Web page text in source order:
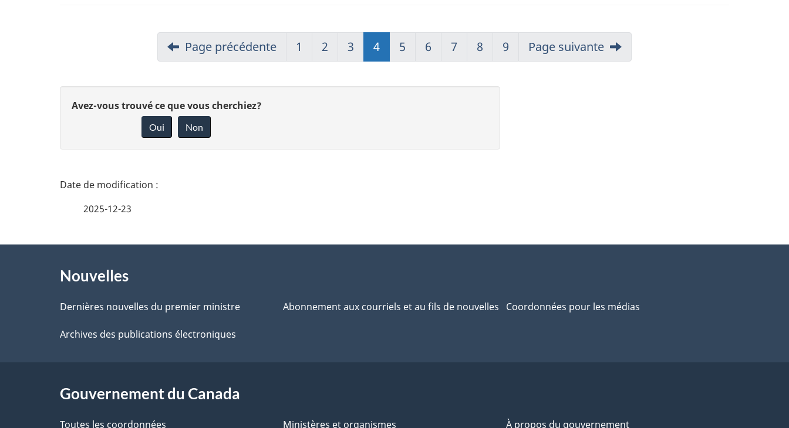
Page précédente 1 2 3 4 5 6 7 8 9 Page suivante
D
n
n
v
o
r
e
Avez-vous trouvé ce que vous cherchiez?
Oui Non
D
a
e
2025-12-23
proposNouvelles
Dernières nouvelles du premier ministre Abonnement aux courriels et au fils de nouvelles Coordonnées pour les médias
Archives des publications électroniques
Gouvernement du Canada
Toutes les coordonnées Ministères et organismes À propos du gouvernement